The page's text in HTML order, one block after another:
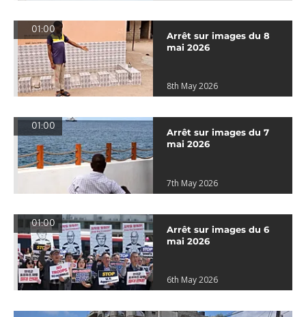
01:00
Arrêt sur images du 8
mai 2026
8th May 2026
01:00
Arrêt sur images du 7
mai 2026
7th May 2026
01:00
Arrêt sur images du 6
mai 2026
6th May 2026